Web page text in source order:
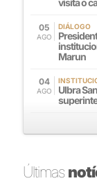
visita o
05
AGO
DIÁLOGO
Marun
04
AGO
Ulbra
Últimas